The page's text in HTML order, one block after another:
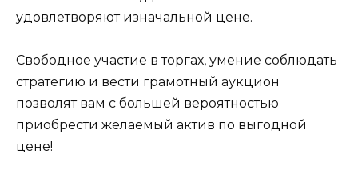
удовлетворяют изначальной цене.
Свободное участие в торгах, умение соблюдать
стратегию и вести грамотный аукцион
позволят вам с большей вероятностью
приобрести желаемый актив по выгодной
цене!